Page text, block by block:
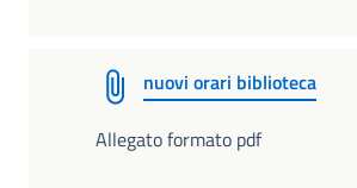
nuovi orari biblioteca
Allegato formato pdf